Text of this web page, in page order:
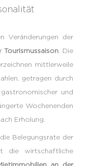
Veränderungen der
Tourismussaison . Die
mittlerweile
getragen durch
und
Wochenenden
Erholung.
Belegungsrate der
die wirtschaftliche
an der